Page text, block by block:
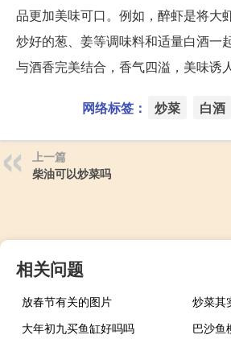
品更加美味可口。例如，醉虾是将大
炒好的葱、姜等调味料和适量白酒一
与酒香完美结合，香气四溢，美味诱人
网络标签： 炒菜 白酒
上一篇
柴油可以炒菜吗
相关问题
放春节有关的图片
炒菜其
大年初九买鱼缸好吗吗
巴沙鱼